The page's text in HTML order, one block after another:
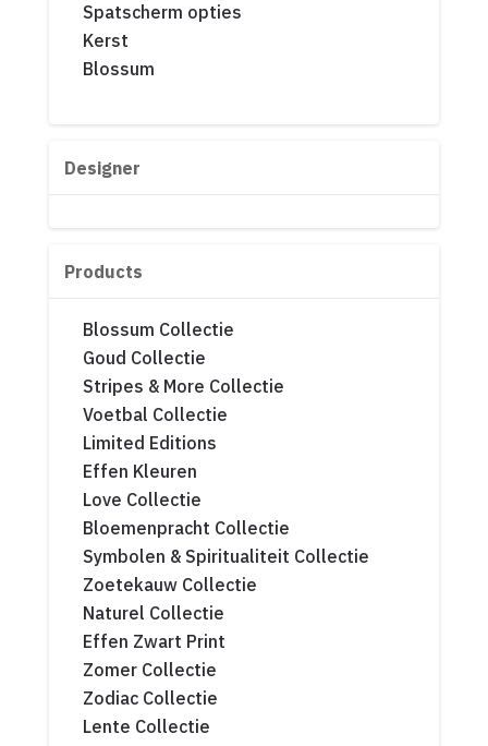
Spatscherm opties
Kerst
Blossum
Designer
Products
Blossum Collectie
Goud Collectie
Stripes & More Collectie
Voetbal Collectie
Limited Editions
Effen Kleuren
Love Collectie
Bloemenpracht Collectie
Symbolen & Spiritualiteit Collectie
Zoetekauw Collectie
Naturel Collectie
Effen Zwart Print
Zomer Collectie
Zodiac Collectie
Lente Collectie